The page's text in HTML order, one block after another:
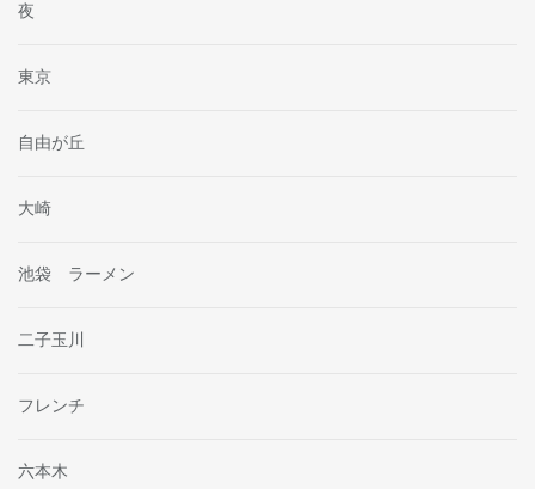
夜
東京
自由が丘
大崎
池袋 ラーメン
二子玉川
フレンチ
六本木